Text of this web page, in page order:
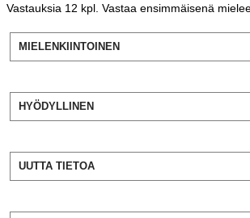
Vastauksia 12 kpl. Vastaa ensimmäisenä
MIELENKIINTOINEN
HYÖDYLLINEN
UUTTA TIETOA